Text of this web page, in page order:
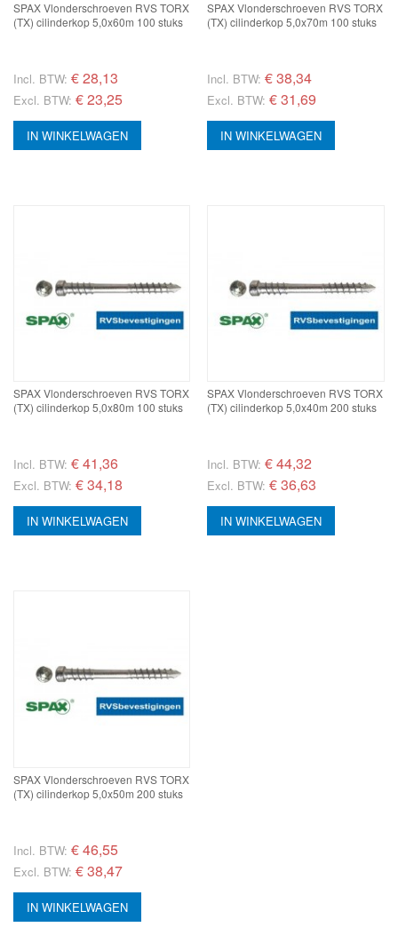
SPAX Vlonderschroeven RVS TORX
(TX) cilinderkop 5,0x60m 100 stuks
Incl. BTW: €28,13
Excl. BTW: € 23,25
IN WINKELWAGEN
SPAX Vlonderschroeven RVS TORX
(TX) cilinderkop 5,0x70m 100 stuks
Incl. BTW: €38,34
Excl. BTW: € 31,69
IN WINKELWAGEN
SPAX Vlonderschroeven RVS TORX
(TX) cilinderkop 5,0x80m 100 stuks
Incl. BTW: €41,36
Excl. BTW: € 34,18
IN WINKELWAGEN
SPAX Vlonderschroeven RVS TORX
(TX) cilinderkop 5,0x40m 200 stuks
Incl. BTW: €44,32
Excl. BTW: € 36,63
IN WINKELWAGEN
SPAX Vlonderschroeven RVS TORX
(TX) cilinderkop 5,0x50m 200 stuks
Incl. BTW: €46,55
Excl. BTW: € 38,47
IN WINKELWAGEN